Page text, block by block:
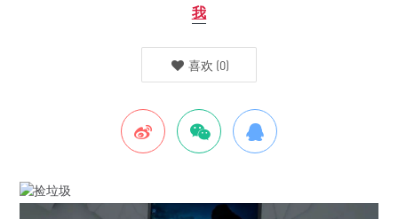
我
喜欢 (0)